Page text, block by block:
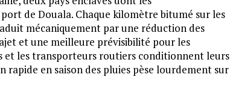
de Douala. Chaque kilomètre bitumé sur les
mécaniquement par une réduction des
et une meilleure prévisibilité pour les
et les transporteurs routiers conditionnent leurs
en saison des pluies pèse lourdement sur